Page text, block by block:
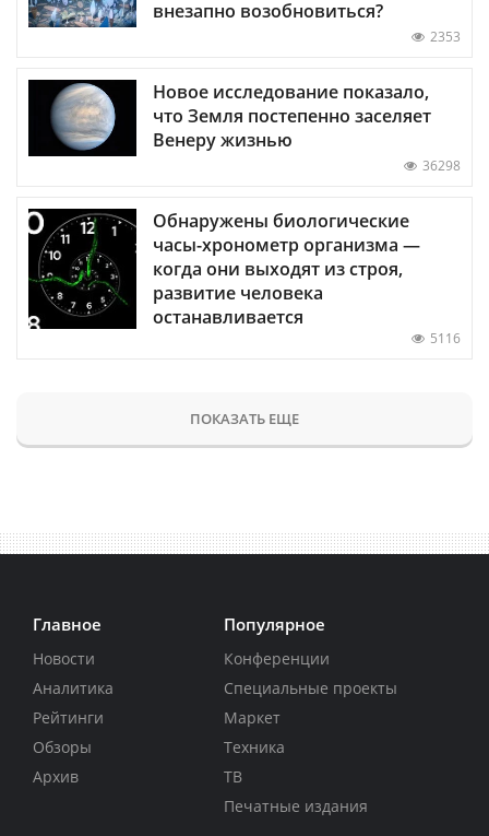
внезапно возобновиться?
2353
Новое исследование показало,
что Земля постепенно заселяет
Венеру жизнью
36298
Обнаружены биологические
часы-хронометр организма —
когда они выходят из строя,
развитие человека
останавливается
5116
ПОКАЗАТЬ ЕЩЕ
Главное
Новости
Аналитика
Рейтинги
Обзоры
Архив
Популярное
Конференции
Специальные проекты
Маркет
Техника
ТВ
Печатные издания